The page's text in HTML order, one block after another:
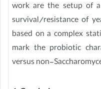
work are the setup of
survival/resistance of
based on a complex
mark the probiotic
versus non-